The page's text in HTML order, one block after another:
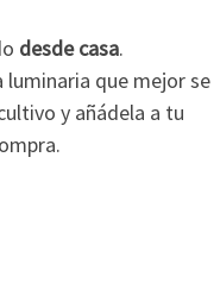
desde casa.
luminaria que mejor se
y añádela a tu